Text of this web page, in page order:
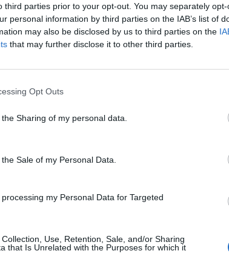
third parties prior to your opt-out. You may separately
personal information by third parties on the IAB’s list of
may also be disclosed by us to third parties on the
that may further disclose it to other third parties.
Opt Outs
Sharing of my personal data.
Sale of my Personal Data.
my Personal Data for Targeted
Use, Retention, Sale, and/or Sharing
that Is Unrelated with the Purposes for which it
Lj
Rudy Giuliani a Come States?
americana